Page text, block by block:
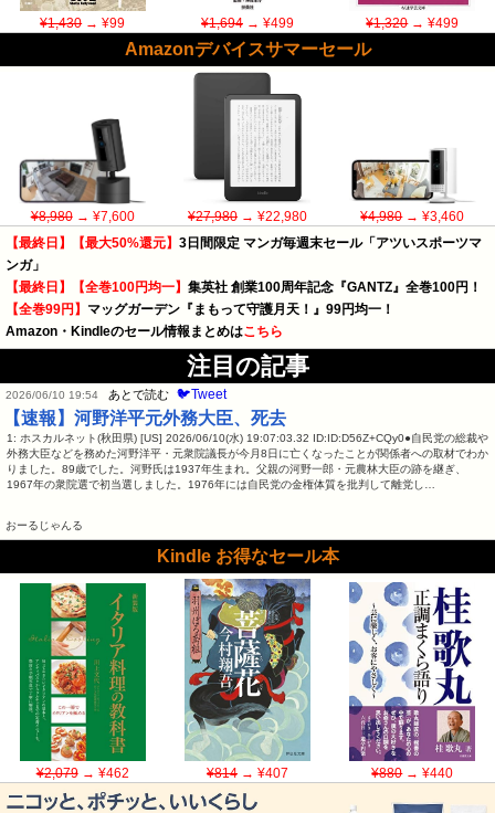
¥1,430→ ¥99 ¥1,694→ ¥499 ¥1,320→ ¥499
Amazonデバイスサマーセール
¥8,980→ ¥7,600 ¥27,980→ ¥22,980 ¥4,980→ ¥3,460
【最終日】【最大50%還元】 3日間限定 マンガ毎週末セール「アツいスポーツマ
ンガ」
【最終日】【全巻100円均一】 集英社 創業100周年記念『GANTZ』全巻100円！
【全巻99円】 マッグガーデン『まもって守護月天！』99円均一！
Amazon・Kindleのセール情報まとめはこちら
注目の記事
2026/06/10 19:54 あとで読む 🐦Tweet
【速報】河野洋平元外務大臣、死去
1: ホスカルネット(秋田県) [US] 2026/06/10(水) 19:07:03.32 ID:ID:D56Z+CQy0●自民党の総裁や
外務大臣などを務めた河野洋平・元衆院議長が今月8日に亡くなったことが関係者への取材でわか
りました。89歳でした。河野氏は1937年生まれ。父親の河野一郎・元農林大臣の跡を継ぎ、
1967年の衆院選で初当選しました。1976年には自民党の金権体質を批判して離党し…
おーるじゃんる
Kindle お得なセール本
¥2,079→ ¥462 ¥814→ ¥407 ¥880→ ¥440